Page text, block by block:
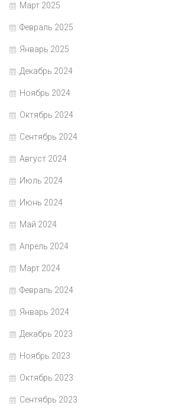
Март 2025
Февраль 2025
Январь 2025
Декабрь 2024
Ноябрь 2024
Октябрь 2024
Сентябрь 2024
Август 2024
Июль 2024
Июнь 2024
Май 2024
Апрель 2024
Март 2024
Февраль 2024
Январь 2024
Декабрь 2023
Ноябрь 2023
Октябрь 2023
Сентябрь 2023